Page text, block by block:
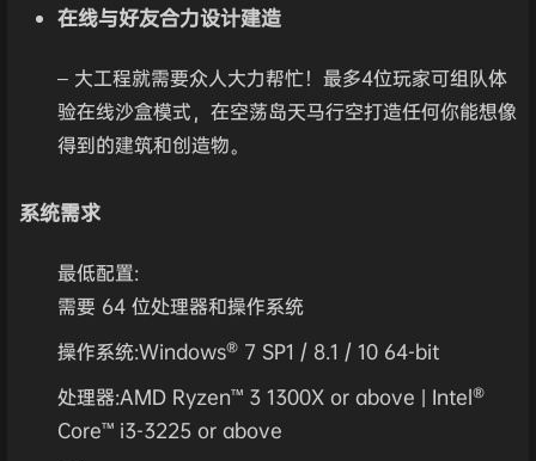
在线与好友合力设计建造
– 大工程就需要众人大力帮忙！最多4位玩家可组队体
验在线沙盒模式，在空荡岛天马行空打造任何你能想像
得到的建筑和创造物。
系统需求
最低配置:
需要 64 位处理器和操作系统
操作系统:Windows® 7 SP1 / 8.1 / 10 64-bit
处理器:AMD Ryzen™ 3 1300X or above | Intel®
Core™ i3-3225 or above